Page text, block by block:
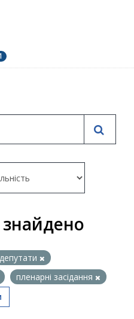
знайдено
депутати
пленарні засідання